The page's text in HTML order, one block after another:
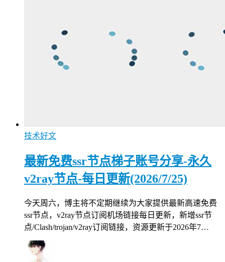
技术好文
最新免费ssr节点梯子账号分享-永久
v2ray节点-每日更新(2026/7/25)
今天周六，博主将不定期继续为大家提供最新高速免费
ssr节点，v2ray节点订阅机场链接每日更新，新增ssr节
点/Clash/trojan/v2ray订阅链接，资源更新于2026年7…